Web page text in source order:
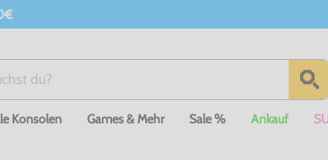
Konsolen Games & Mehr Sale % Ankauf